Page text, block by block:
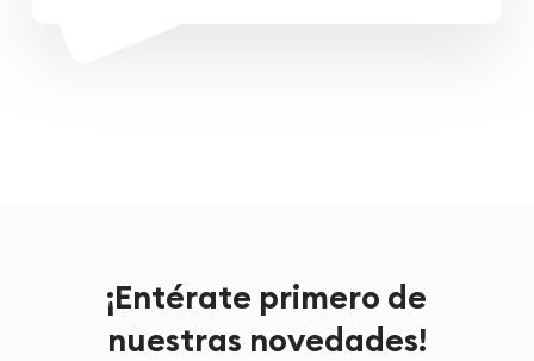
¡Entérate primero de
nuestras novedades!